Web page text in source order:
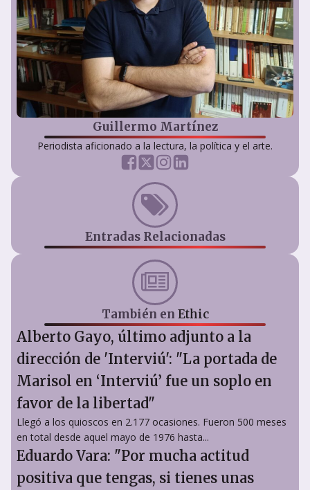
Guillermo Martínez
Periodista aficionado a la lectura, la política y el arte.
Entradas Relacionadas
También en Ethic
Alberto Gayo, último adjunto a la
dirección de 'Interviú': "La portada de
Marisol en ‘Interviú’ fue un soplo en
favor de la libertad"
Llegó a los quioscos en 2.177 ocasiones. Fueron 500 meses
en total desde aquel mayo de 1976 hasta...
Eduardo Vara: "Por mucha actitud
positiva que tengas, si tienes unas